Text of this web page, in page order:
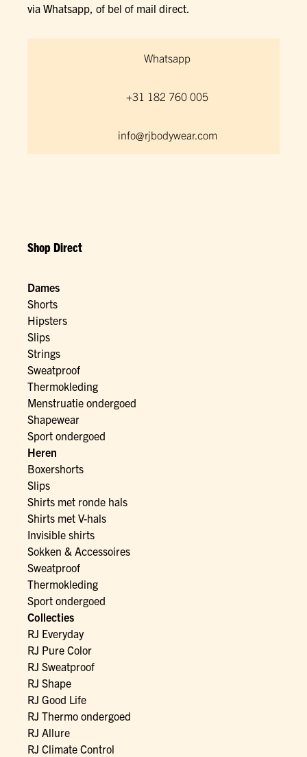
via Whatsapp, of bel of mail direct.
Whatsapp
+31 182 760 005
info@rjbodywear.com
Shop Direct
Dames
Shorts
Hipsters
Slips
Strings
Sweatproof
Thermokleding
Menstruatie ondergoed
Shapewear
Sport ondergoed
Heren
Boxershorts
Slips
Shirts met ronde hals
Shirts met V-hals
Invisible shirts
Sokken & Accessoires
Sweatproof
Thermokleding
Sport ondergoed
Collecties
RJ Everyday
RJ Pure Color
RJ Sweatproof
RJ Shape
RJ Good Life
RJ Thermo ondergoed
RJ Allure
RJ Climate Control